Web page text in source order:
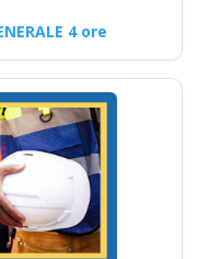
fad
rlst
4 ore